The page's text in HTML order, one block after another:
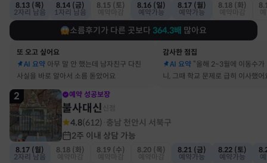
8.13 (목)
2자리 남음
8.14 (금)
1자리 남음
8.15 (토)
8.16 (일)
예약가능
8.17 (월)
예약가능
8.18 (화)
소름후기가 다른 곳보다 364.3배 많아요
또 오고 싶어요
AI 요약 아무 말 안 했는데 남자친구 다친
사실을 바로 알아서 소름 돋았어요
감사한 점집
AI 요약 “올해 2~3월에 이동수가
니, 그때 학교 문제로 급히 이사했어
2 예약 성공보장
불사대신
4.8(612) 충남 천안시 서북구
2주 이내 상담 가능
8.17 (월)
2자리 남음
8.18 (화)
8.19 (수)
8.20 (목)
8.21 (금)
예약가능
8.22 (토)
예약가능